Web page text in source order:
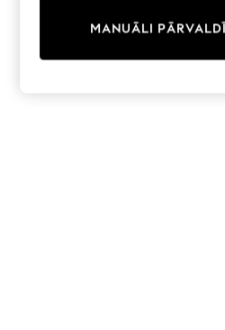
Joggers
MANUĀLI